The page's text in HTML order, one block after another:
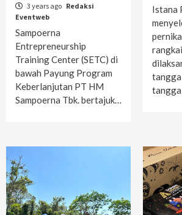
3 years ago Redaksi
Eventweb
Sampoerna
Entrepreneurship
Training Center (SETC) di
bawah Payung Program
Keberlanjutan PT HM
Sampoerna Tbk. bertajuk…
Istana